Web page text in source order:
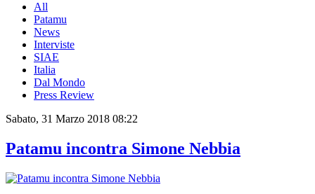
All
Patamu
News
Interviste
SIAE
Italia
Dal Mondo
Press Review
Sabato, 31 Marzo 2018 08:22
Patamu incontra Simone Nebbia